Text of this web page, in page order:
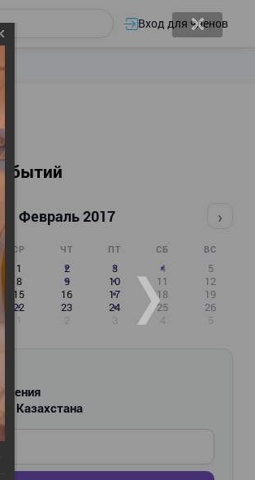
Вход для членов
Февраль 2017 ›
СР ЧТ ПТ СБ ВС
1 2 3 4
5
8 9 10 11
12
15 16 17 18
19
22 23 24 25
26
1 2 3 4 5
Казахстана
mail